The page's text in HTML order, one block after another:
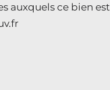
auxquels ce bien